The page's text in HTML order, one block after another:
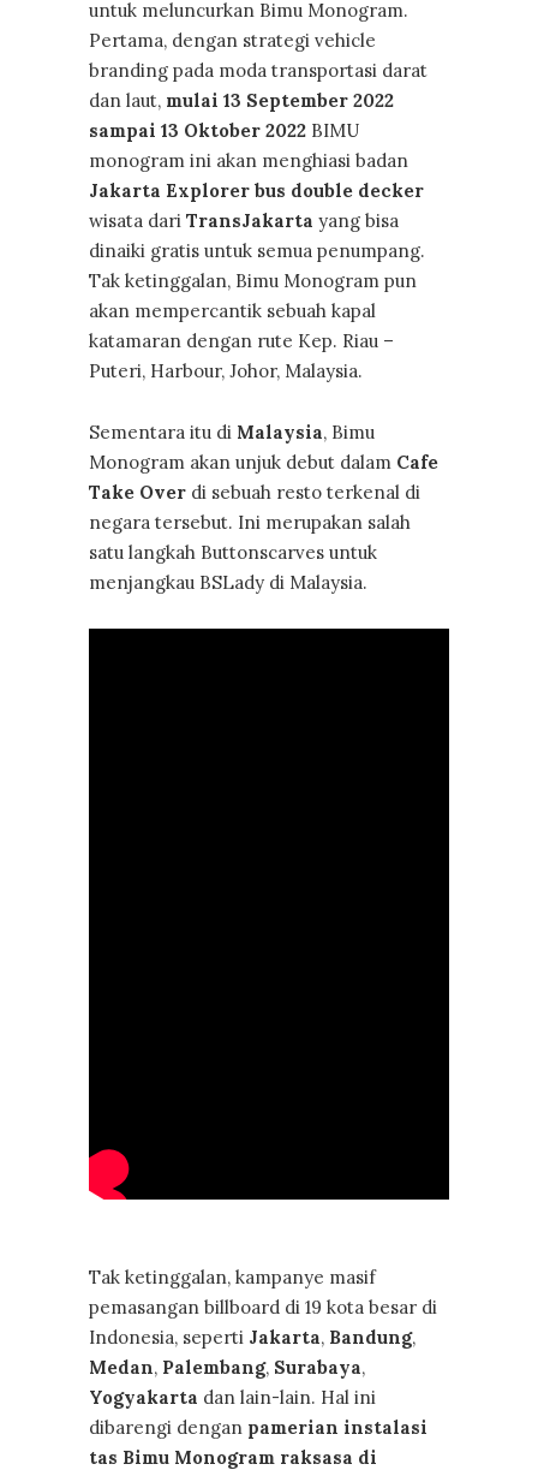
untuk meluncurkan Bimu Monogram.
Pertama, dengan strategi vehicle
branding pada moda transportasi darat
dan laut, mulai 13 September 2022
sampai 13 Oktober 2022 BIMU
monogram ini akan menghiasi badan
Jakarta Explorer bus double decker
wisata dari TransJakarta yang bisa
dinaiki gratis untuk semua penumpang.
Tak ketinggalan, Bimu Monogram pun
akan mempercantik sebuah kapal
katamaran dengan rute Kep. Riau –
Puteri, Harbour, Johor, Malaysia.
Sementara itu di Malaysia, Bimu
Monogram akan unjuk debut dalam Cafe
Take Over di sebuah resto terkenal di
negara tersebut. Ini merupakan salah
satu langkah Buttonscarves untuk
menjangkau BSLady di Malaysia.
Tak ketinggalan, kampanye masif
pemasangan billboard di 19 kota besar di
Indonesia, seperti Jakarta, Bandung,
Medan, Palembang, Surabaya,
Yogyakarta dan lain-lain. Hal ini
dibarengi dengan pamerian instalasi
tas Bimu Monogram raksasa di